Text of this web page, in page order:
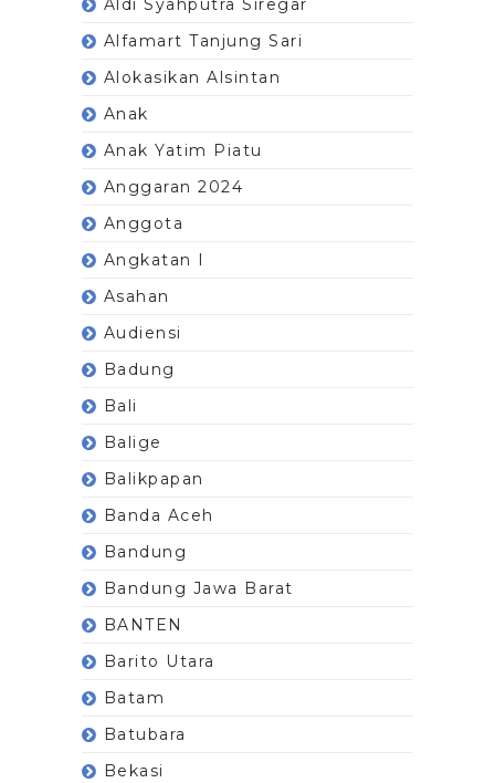
Alfamart Tanjung Sari
Alokasikan Alsintan
Anak
Anak Yatim Piatu
Anggaran 2024
Anggota
Angkatan I
Asahan
Audiensi
Badung
Bali
Balige
Balikpapan
Banda Aceh
Bandung
Bandung Jawa Barat
BANTEN
Barito Utara
Batam
Batubara
Bekasi